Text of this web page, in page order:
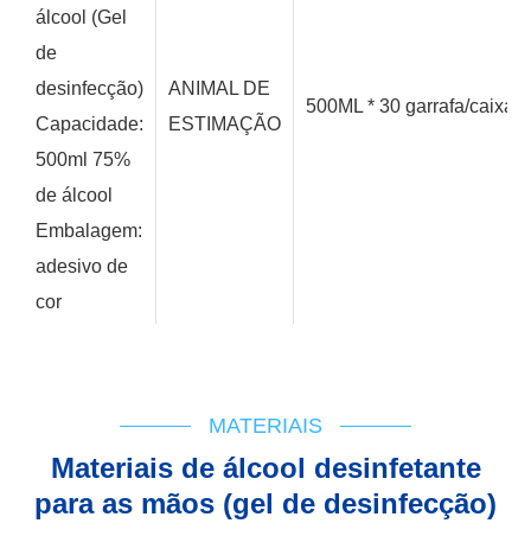
álcool (Gel
de
desinfecção)
Capacidade:
500ml 75%
de álcool
Embalagem:
adesivo de
cor
ANIMAL DE
ESTIMAÇÃO
500ML * 30 garrafa/caixa
MATERIAIS
Materiais de álcool desinfetante
para as mãos (gel de desinfecção)